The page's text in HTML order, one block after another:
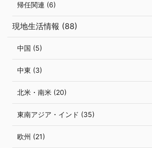
帰任関連 (6)
現地生活情報 (88)
中国 (5)
中東 (3)
北米・南米 (20)
東南アジア・インド (35)
欧州 (21)